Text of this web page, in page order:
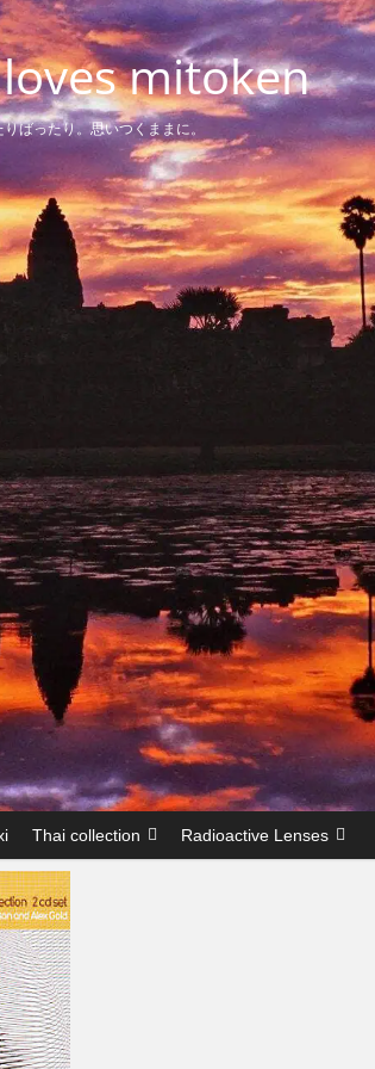
mitoken
ばったり。思いつくままに。
Thai collection Radioactive Lenses